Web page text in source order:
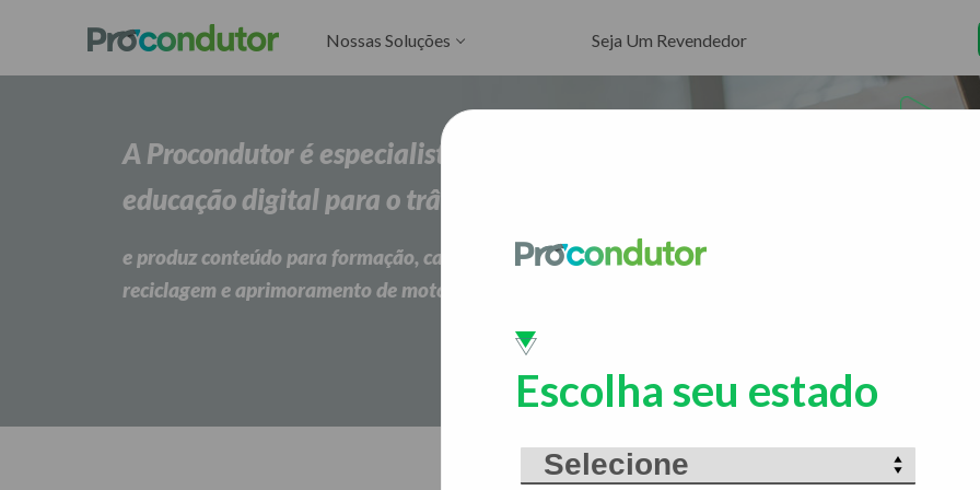
Nossas Soluções Seja Um Revendedor
A Procondutor é especialista em
educação digital para o trânsito
e produz conteúdo para formação, capacitação,
reciclagem e aprimoramento de motoristas.
Conheça asnossas soluções
Escolha seu estado